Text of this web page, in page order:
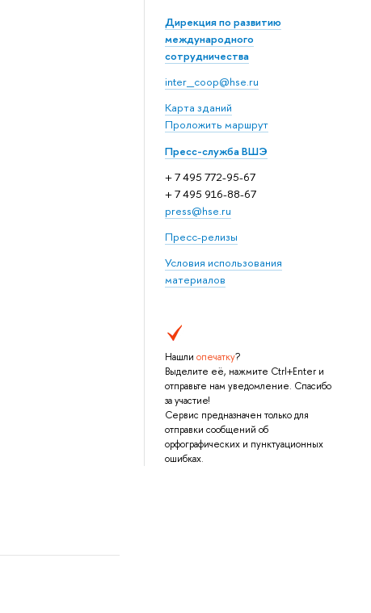
Дирекция по развитию
международного
сотрудничества
inter_coop@hse.ru
Карта зданий
Проложить маршрут
Пресс-служба ВШЭ
+ 7 495 772-95-67
+ 7 495 916-88-67
press@hse.ru
Пресс-релизы
Условия использования
материалов
Нашли опечатку?
Выделите её, нажмите Ctrl+Enter и
отправьте нам уведомление. Спасибо
за участие!
Сервис предназначен только для
отправки сообщений об
орфографических и пунктуационных
ошибках.